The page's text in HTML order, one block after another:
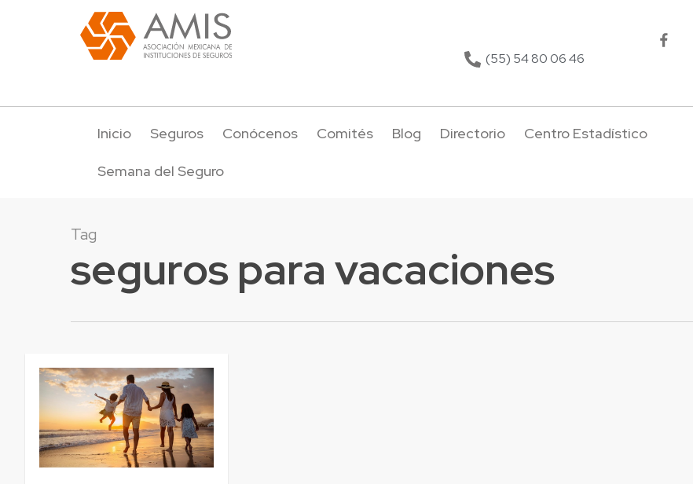
(55) 54 80 06 46
Inicio Seguros Conócenos Comités Blog Directorio Centro Estadístico
Semana del Seguro
Tag
seguros para vacaciones